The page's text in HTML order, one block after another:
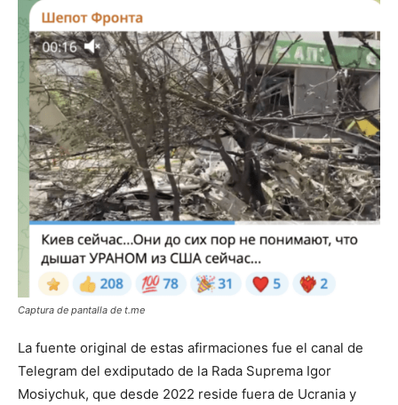
Captura de pantalla de t.me
La fuente original de estas afirmaciones fue el canal de
Telegram del exdiputado de la Rada Suprema Igor
Mosiychuk, que desde 2022 reside fuera de Ucrania y